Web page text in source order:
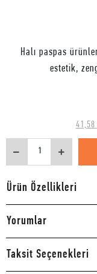
Halı paspas
estetik,
Ürün Özellikleri
Yorumlar
Taksit Seçenekleri